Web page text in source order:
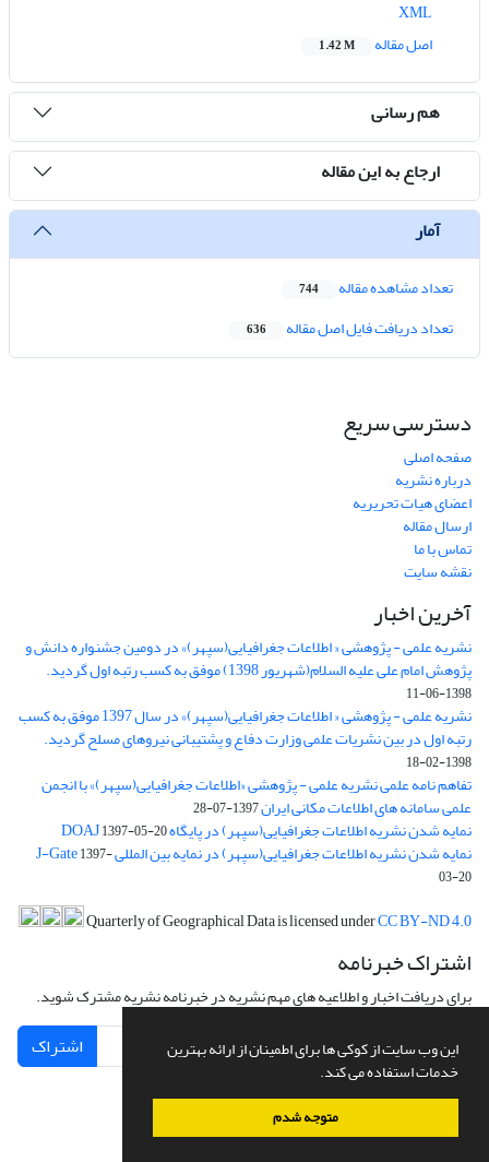
این وب سایت از کوکی ها برای اطمینان از ارائه بهترین
خدمات استفاده می کند.
متوجه شدم
اصل مقاله
1.42 M
هم رسانی
ارجاع به این مقاله
آمار
تعداد مشاهده مقاله 744
تعداد دریافت فایل اصل مقاله 636
دسترسی سریع
صفحه اصلی
درباره نشریه
اعضای هیات تحریریه
ارسال مقاله
تماس با ما
نقشه سایت
آخرین اخبار
نشریه علمی - پژوهشی « اطلاعات جغرافیایی(سپهر)» در دومین جشنواره دانش و
پژوهش امام علی علیه السلام(شهریور 1398) موفق به کسب رتبه اول گردید.
1398-06-11
نشریه علمی - پژوهشی « اطلاعات جغرافیایی(سپهر)» در سال 1397 موفق به کسب
رتبه اول در بین نشریات علمی وزارت دفاع و پشتیبانی نیروهای مسلح گردید.
1398-02-18
تفاهم نامه علمی نشریه علمی - پژوهشی «اطلاعات جغرافیایی(سپهر)» با انجمن
علمی سامانه های اطلاعات مکانی ایران1397-07-28
نمایه شدن نشریه اطلاعات جغرافیایی(سپهر) در پایگاه DOAJ1397-05-20
نمایه شدن نشریه اطلاعات جغرافیایی(سپهر) در نمایه بین المللی J-Gate1397-
03-20
Quarterly of Geographical Data is licensed underCC BY-ND 4.0
اشتراک خبرنامه
برای دریافت اخبار و اطلاعیه های مهم نشریه در خبرنامه نشریه مشترک شوید.
اشتراک
سامانه مدیریت نشریات علمی.طراحی و پیاده سازی ازسیناوب